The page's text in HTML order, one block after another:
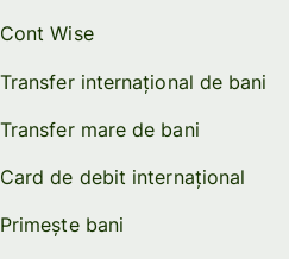
Cont Wise
Transfer internațional de bani
Transfer mare de bani
Card de debit internațional
Primește bani